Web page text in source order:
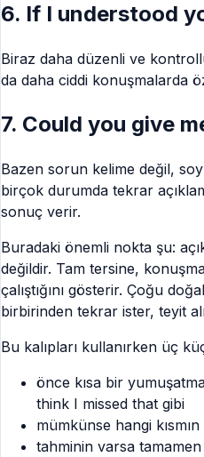
6. If I understood
Biraz daha düzenli ve
da daha ciddi konuşmalarda
7. Could you give
Bazen sorun kelime değil,
birçok durumda tekrar
sonuç verir.
Buradaki önemli nokta şu:
değildir. Tam tersine,
çalıştığını gösterir. Çoğu
birbirinden tekrar ister, teyit
Bu kalıpları kullanırken üç
önce kısa bir
think I missed that gibi
mümkünse hangi kısmın
tahminin varsa